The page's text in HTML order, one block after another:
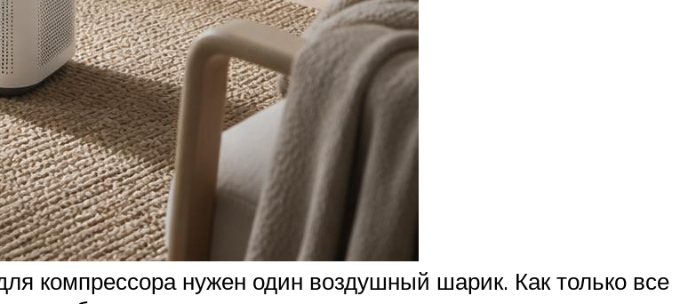
компрессора нужен один воздушный шарик. Как только все